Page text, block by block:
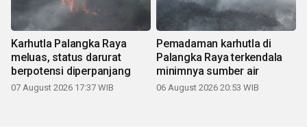
Karhutla Palangka Raya
meluas, status darurat
berpotensi diperpanjang
07 August 2026 17:37 WIB
Pemadaman karhutla di
Palangka Raya terkendala
minimnya sumber air
06 August 2026 20:53 WIB